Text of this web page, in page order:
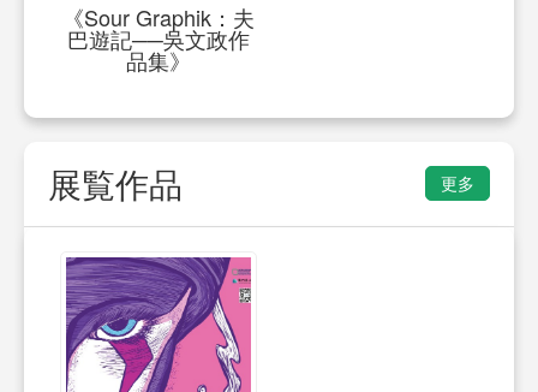
《Sour Graphik：夫
巴遊記──吳文政作
品集》
展覧作品 更多